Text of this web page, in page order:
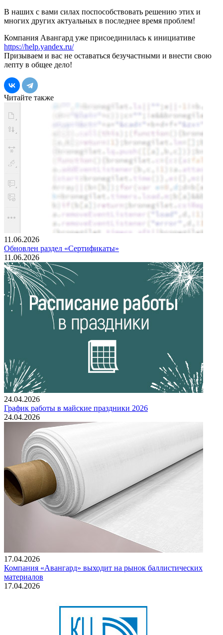
В наших с вами силах поспособствовать решению этих и
многих других актуальных в последнее время проблем!
Компания Авангард уже присоединилась к инициативе
https://help.yandex.ru/
Призываем и вас не оставаться безучастными и внести свою
лепту в общее дело!
Читайте также
11.06.2026
Обновлен раздел «Сертификаты»
11.06.2026
24.04.2026
График работы в майские праздники 2026
24.04.2026
17.04.2026
Компания «Авангард» выходит на рынок баллистических
материалов
17.04.2026